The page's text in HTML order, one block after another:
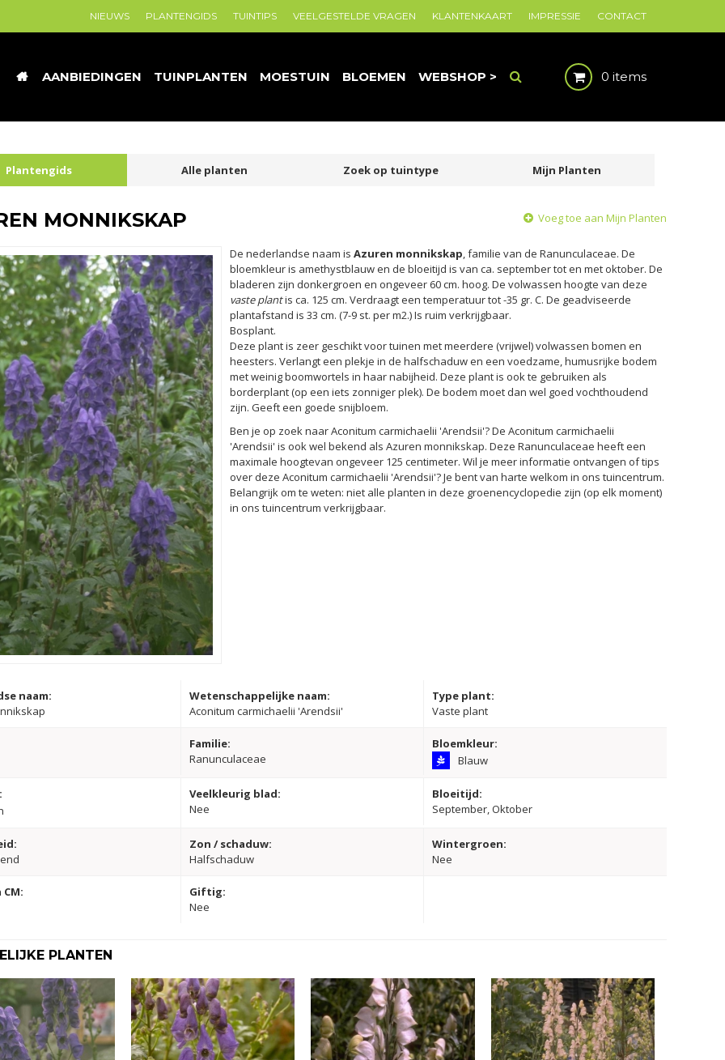
AANBIEDINGEN TUINPLANTEN MOESTUIN BLOEMEN WEBSHOP >
NIEUWS PLANTENGIDS TUINTIPS VEELGESTELDE VRAGEN KLANTENKAART IMPRESSIE CONTACT
0 items
Plantengids Alle planten Zoek op tuintype Mijn Planten
MONNIKSKAP Voeg toe aan Mijn Planten
De nederlandse naam is Azuren monnikskap, familie van de Ranunculaceae. De
bloemkleur is amethystblauw en de bloeitijd is van ca. september tot en met oktober. De
bladeren zijn donkergroen en ongeveer 60 cm. hoog. De volwassen hoogte van deze
vaste plantis ca. 125 cm. Verdraagt een temperatuur tot -35 gr. C. De geadviseerde
plantafstand is 33 cm. (7-9 st. per m2.) Is ruim verkrijgbaar.
Bosplant.
Deze plant is zeer geschikt voor tuinen met meerdere (vrijwel) volwassen bomen en
heesters. Verlangt een plekje in de halfschaduw en een voedzame, humusrijke bodem
met weinig boomwortels in haar nabijheid. Deze plant is ook te gebruiken als
borderplant (op een iets zonniger plek). De bodem moet dan wel goed vochthoudend
zijn. Geeft een goede snijbloem.
Ben je op zoek naar Aconitum carmichaelii 'Arendsii'? De Aconitum carmichaelii
'Arendsii' is ook wel bekend als Azuren monnikskap. Deze Ranunculaceae heeft een
maximale hoogtevan ongeveer 125 centimeter. Wil je meer informatie ontvangen of tips
over deze Aconitum carmichaelii 'Arendsii'? Je bent van harte welkom in ons tuincentrum.
Belangrijk om te weten: niet alle planten in deze groenencyclopedie zijn (op elk moment)
in ons tuincentrum verkrijgbaar.
naam:
Wetenschappelijke naam:
Aconitum carmichaelii 'Arendsii'
Type plant:
Vaste plant
Familie:
Ranunculaceae
Bloemkleur:
Blauw
Veelkleurig blad:
Nee
Bloeitijd:
September, Oktober
Zon / schaduw:
Halfschaduw
Wintergroen:
Nee
Giftig:
Nee
PLANTEN